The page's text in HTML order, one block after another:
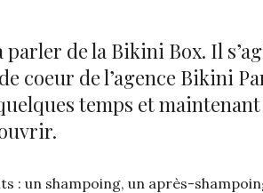
parler de la Bikini Box. Il
coeur de l’agence Bikini
temps et
: un shampoing, un après-